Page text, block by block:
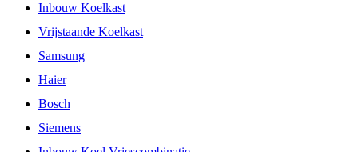
Inbouw Koelkast
Vrijstaande Koelkast
Samsung
Haier
Bosch
Siemens